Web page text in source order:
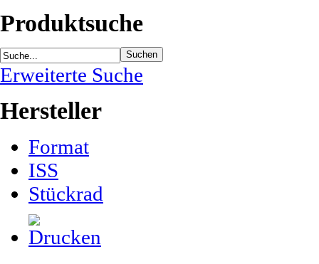
Produktsuche
Erweiterte Suche
Hersteller
Format
ISS
Stückrad